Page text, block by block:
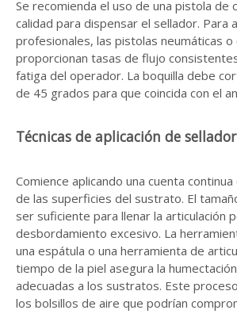
Se recomienda el uso de una pistola de
calidad para dispensar el sellador. Para
profesionales, las pistolas neumáticas o
proporcionan tasas de flujo
fatiga del operador. La boquilla debe
de 45 grados para que coincida con el
Técnicas de aplicación de sellador
Comience aplicando una cuenta
de las superficies del sustrato. El
ser suficiente para llenar la articulación
desbordamiento excesivo. La
una espátula o una herramienta de
tiempo de la piel asegura la
adecuadas a los sustratos. Este
los bolsillos de aire que podrían